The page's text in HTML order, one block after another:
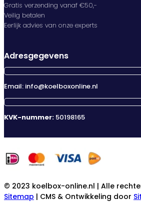
Gratis verzending vanaf €50,-
Veilig betalen
Eerlijk advies van onze experts
Adresgegevens
Email: info@koelboxonline.nl
KVK-nummer: 50198165
© 2023 koelbox-online.nl | Alle
Sitemap | CMS & Ontwikkeling door